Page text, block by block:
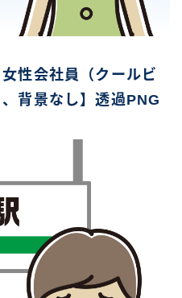
性会社員（クールビ
背景なし】透過PNG